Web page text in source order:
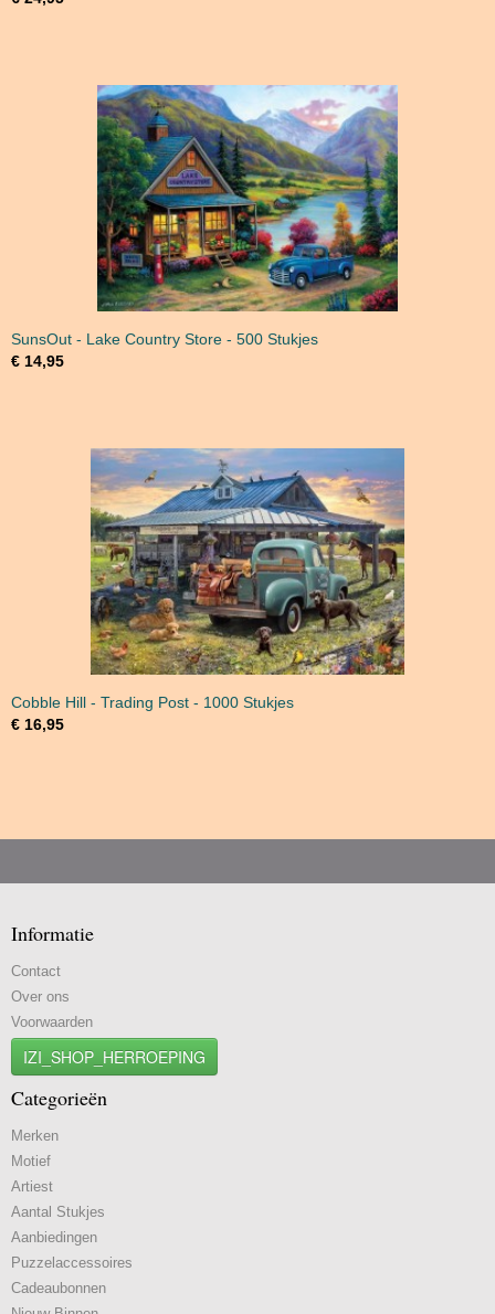
SunsOut - Lake Country Store - 500 Stukjes
€ 14,95
Cobble Hill - Trading Post - 1000 Stukjes
€ 16,95
Informatie
Contact
Over ons
Voorwaarden
IZI_SHOP_HERROEPING
Categorieën
Merken
Motief
Artiest
Aantal Stukjes
Aanbiedingen
Puzzelaccessoires
Cadeaubonnen